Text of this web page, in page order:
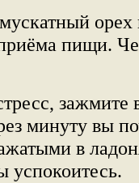
орех
пищи.
минуту вы
в
успокоитесь.